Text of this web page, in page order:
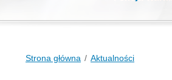
Strona główna Aktualności